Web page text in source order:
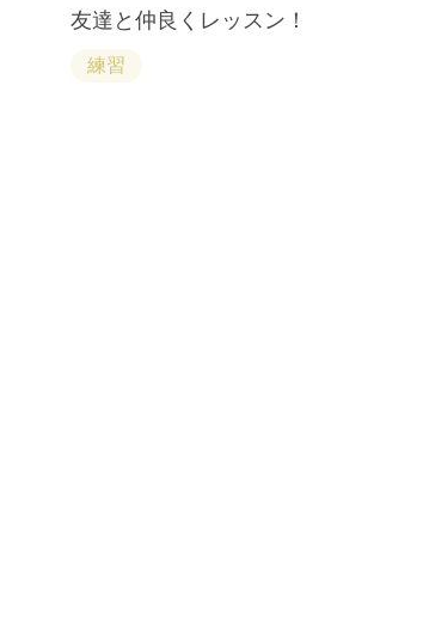
友達と仲良くレッスン！
練習